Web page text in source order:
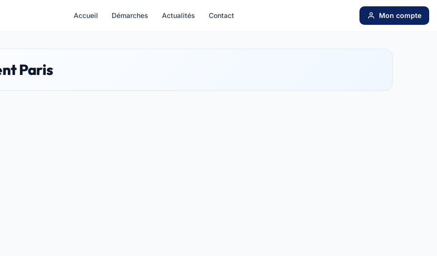
Accueil Démarches Actualités Contact Mon compte
Paris